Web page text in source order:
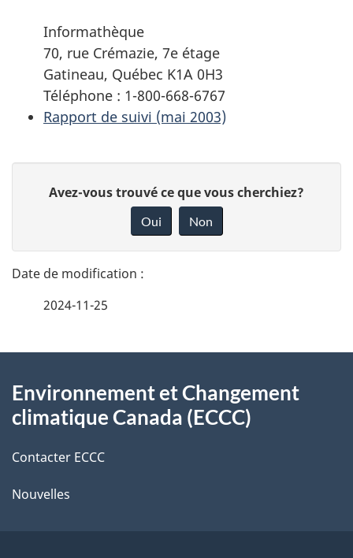
Informathèque
70, rue Crémazie, 7e étage
Gatineau, Québec K1A 0H3
Téléphone : 1-800-668-6767
Rapport de suivi (mai 2003)
t
a
l
s
d
e
l
n
o
t
r
r
t
Avez-vous trouvé ce que vous cherchiez?
Oui Non
2024-11-25
propos
de
ce
site
Environnement et Changement
climatique Canada (ECCC)
Contacter ECCC
Nouvelles